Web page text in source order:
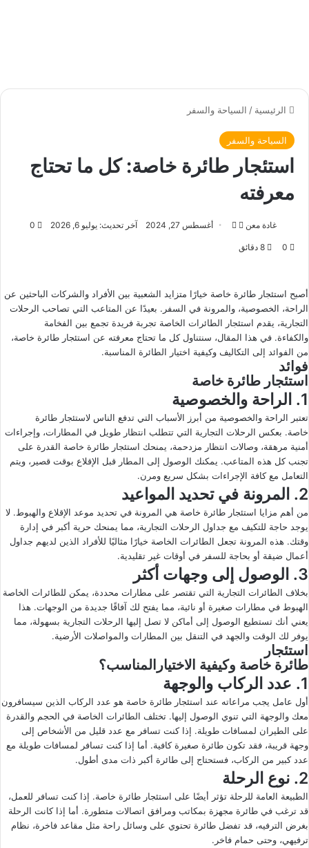
الرئيسية / السياحة والسفر
السياحة والسفر
استئجار طائرة خاصة: كل ما تحتاج
معرفته
غادة معن
ت
ع
ل
ى
X
ب
ر
ي
د
ا
ك
ت
أغسطس 27, 2024 آخر تحديث: يوليو 6, 2026 0
0
أصبح استئجار طائرة خاصة خيارًا متزايد الشعبية بين الأفراد والشركات الباحثين عن
الراحة، الخصوصية، والمرونة في السفر. بعيدًا عن المتاعب التي تصاحب الرحلات
التجارية، يقدم استئجار الطائرات الخاصة تجربة فريدة تجمع بين الفخامة
والكفاءة. في هذا المقال، سنتناول كل ما تحتاج معرفته عن استئجار طائرة خاصة،
من الفوائد إلى التكاليف وكيفية اختيار الطائرة المناسبة.
فوائد
استئجار طائرة خاصة
1. الراحة والخصوصية
تعتبر الراحة والخصوصية من أبرز الأسباب التي تدفع الناس لاستئجار طائرة
خاصة. بعكس الرحلات التجارية التي تتطلب انتظار طويل في المطارات، وإجراءات
أمنية مرهقة، وصالات انتظار مزدحمة، يمنحك استئجار طائرة خاصة القدرة على
تجنب كل هذه المتاعب. يمكنك الوصول إلى المطار قبل الإقلاع بوقت قصير، ويتم
التعامل مع كافة الإجراءات بشكل سريع ومرن.
2. المرونة في تحديد المواعيد
من أهم مزايا استئجار طائرة خاصة هي المرونة في تحديد موعد الإقلاع والهبوط. لا
يوجد حاجة للتكيف مع جداول الرحلات التجارية، مما يمنحك حرية أكبر في إدارة
وقتك. هذه المرونة تجعل الطائرات الخاصة خيارًا مثاليًا للأفراد الذين لديهم جداول
أعمال ضيقة أو بحاجة للسفر في أوقات غير تقليدية.
3. الوصول إلى وجهات أكثر
بخلاف الطائرات التجارية التي تقتصر على مطارات محددة، يمكن للطائرات الخاصة
الهبوط في مطارات صغيرة أو نائية، مما يفتح لك آفاقًا جديدة من الوجهات. هذا
يعني أنك تستطيع الوصول إلى أماكن لا تصل إليها الرحلات التجارية بسهولة، مما
يوفر لك الوقت والجهد في التنقل بين المطارات والمواصلات الأرضية.
استئجار
طائرة خاصة وكيفية الاختيارالمناسب؟
1. عدد الركاب والوجهة
أول عامل يجب مراعاته عند استئجار طائرة خاصة هو عدد الركاب الذين سيسافرون
معك والوجهة التي تنوي الوصول إليها. تختلف الطائرات الخاصة في الحجم والقدرة
على الطيران لمسافات طويلة. إذا كنت تسافر مع عدد قليل من الأشخاص إلى
وجهة قريبة، فقد تكون طائرة صغيرة كافية. أما إذا كنت تسافر لمسافات طويلة مع
عدد كبير من الركاب، فستحتاج إلى طائرة أكبر ذات مدى أطول.
2. نوع الرحلة
الطبيعة العامة للرحلة تؤثر أيضًا على استئجار طائرة خاصة. إذا كنت تسافر للعمل،
قد ترغب في طائرة مجهزة بمكاتب ومرافق اتصالات متطورة. أما إذا كانت الرحلة
بغرض الترفيه، قد تفضل طائرة تحتوي على وسائل راحة مثل مقاعد فاخرة، نظام
ترفيهي، وحتى حمام فاخر.